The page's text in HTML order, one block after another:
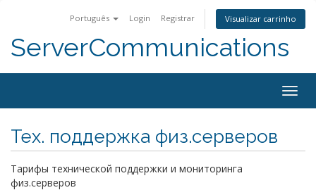
Português Login Registrar Visualizar carrinho
ServerCommunications
Тех. поддержка физ.серверов
Тарифы технической поддержки и мониторинга
физ.серверов